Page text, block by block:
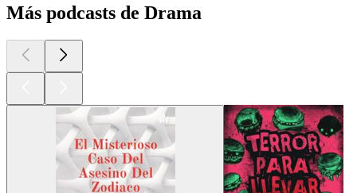
Más podcasts de Drama